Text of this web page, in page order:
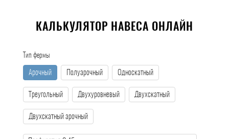
КАЛЬКУЛЯТОР НАВЕСА ОНЛАЙН
Тип фермы
Арочный Полуарочный Односкатный
Треугольный Двухуровневый Двухскатный
Двухскатный арочный